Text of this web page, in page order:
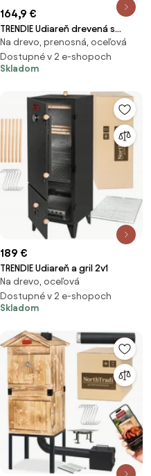
164,9 €
TRENDIE Udiareň drevená s
kovovým komínom
Na drevo, prenosná, oceľová
Dostupné v 2 e-shopoch
Skladom
189 €
TRENDIE Udiareň a gril 2v1
Na drevo, oceľová
Dostupné v 2 e-shopoch
Skladom